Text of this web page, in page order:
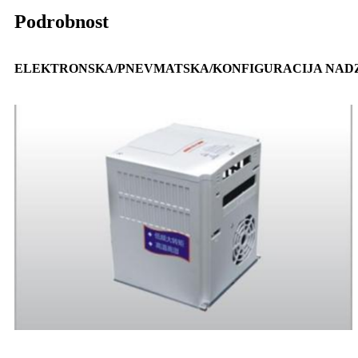
Podrobnost
ELEKTRONSKA/PNEVMATSKA/KONFIGURACIJA